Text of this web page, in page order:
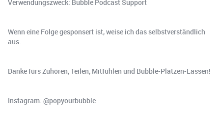
Verwendungszweck: Bubble Podcast Support
Wenn eine Folge gesponsert ist, weise ich das selbstverständlich
aus.
Danke fürs Zuhören, Teilen, Mitfühlen und Bubble-Platzen-Lassen!
Instagram: @popyourbubble